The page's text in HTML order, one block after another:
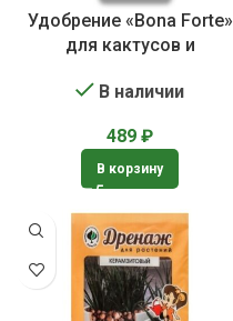
Удобрение «Bona Forte»
для кактусов и
В наличии
489 ₽
В корзину